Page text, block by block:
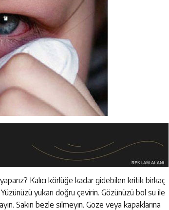
Kalıcı körlüğe kadar gidebilen kritik birkaç
yukarı doğru çevirin. Gözünüzü bol su ile
Sakın bezle silmeyin. Göze veya kapaklarına